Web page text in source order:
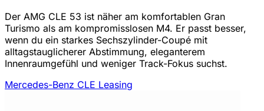
Der AMG CLE 53 ist näher am komfortablen Gran
Turismo als am kompromisslosen M4. Er passt besser,
wenn du ein starkes Sechszylinder-Coupé mit
alltagstauglicherer Abstimmung, eleganterem
Innenraumgefühl und weniger Track-Fokus suchst.
Mercedes-Benz CLE Leasing